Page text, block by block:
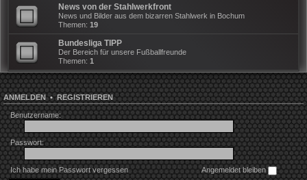
News von der Stahlwerkfront
News und Bilder aus dem bizarren Stahlwerk in Bochum
Themen: 19
Bundesliga TIPP
Der Bereich für unsere Fußballfreunde
Themen: 1
ANMELDEN•REGISTRIEREN
Benutzername:
Passwort:
Ich habe mein Passwort vergessen Angemeldet bleiben